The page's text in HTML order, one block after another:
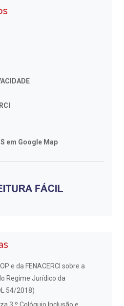
em Google Map
e da FENACERCI sobre a
Regime Jurídico da
54/2018)